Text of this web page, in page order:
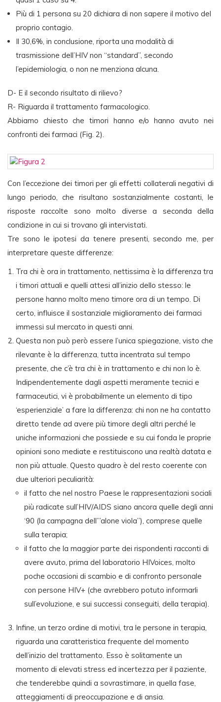
Più di 1 persona su 20 dichiara di non sapere il motivo del
proprio contagio.
Il 30,6%, in conclusione, riporta una modalità di
trasmissione dell’HIV non “standard”, secondo
l’epidemiologia, o non ne menziona alcuna.
D- E il secondo risultato di rilievo?
R- Riguarda il trattamento farmacologico.
Abbiamo chiesto che timori hanno e/o hanno avuto nei
confronti dei farmaci (Fig. 2).
Con l’eccezione dei timori per gli effetti collaterali negativi di
lungo periodo, che risultano sostanzialmente costanti, le
risposte raccolte sono molto diverse a seconda della
condizione in cui si trovano gli intervistati.
Tre sono le ipotesi da tenere presenti, secondo me, per
interpretare queste differenze:
Tra chi è ora in trattamento, nettissima è la differenza tra
i timori attuali e quelli attesi all’inizio dello stesso: le
persone hanno molto meno timore ora di un tempo. Di
certo, influisce il sostanziale miglioramento dei farmaci
immessi sul mercato in questi anni.
Questa non può però essere l’unica spiegazione, visto che
rilevante è la differenza, tutta incentrata sul tempo
presente, che c’è tra chi è in trattamento e chi non lo è.
Indipendentemente dagli aspetti meramente tecnici e
farmaceutici, vi è probabilmente un elemento di tipo
‘esperienziale’ a fare la differenza: chi non ne ha contatto
diretto tende ad avere più timore degli altri perché le
uniche informazioni che possiede e su cui fonda le proprie
opinioni sono mediate e restituiscono una realtà datata e
non più attuale. Questo quadro è del resto coerente con
due ulteriori peculiarità:
il fatto che nel nostro Paese le rappresentazioni sociali
più radicate sull’HIV/AIDS siano ancora quelle degli anni
‘90 (la campagna dell’”alone viola”), comprese quelle
sulla terapia;
il fatto che la maggior parte dei rispondenti racconti di
avere avuto, prima del laboratorio HIVoices, molto
poche occasioni di scambio e di confronto personale
con persone HIV+ (che avrebbero potuto informarli
sull’evoluzione, e sui successi conseguiti, della terapia).
Infine, un terzo ordine di motivi, tra le persone in terapia,
riguarda una caratteristica frequente del momento
dell’inizio del trattamento. Esso è solitamente un
momento di elevati stress ed incertezza per il paziente,
che tenderebbe quindi a sovrastimare, in quella fase,
atteggiamenti di preoccupazione e di ansia.